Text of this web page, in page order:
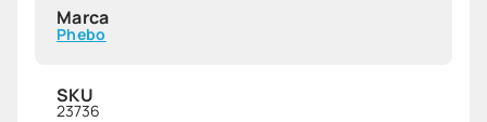
Marca
Phebo
SKU
23736